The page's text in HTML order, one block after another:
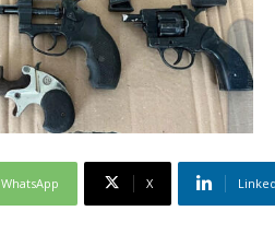
WhatsApp X